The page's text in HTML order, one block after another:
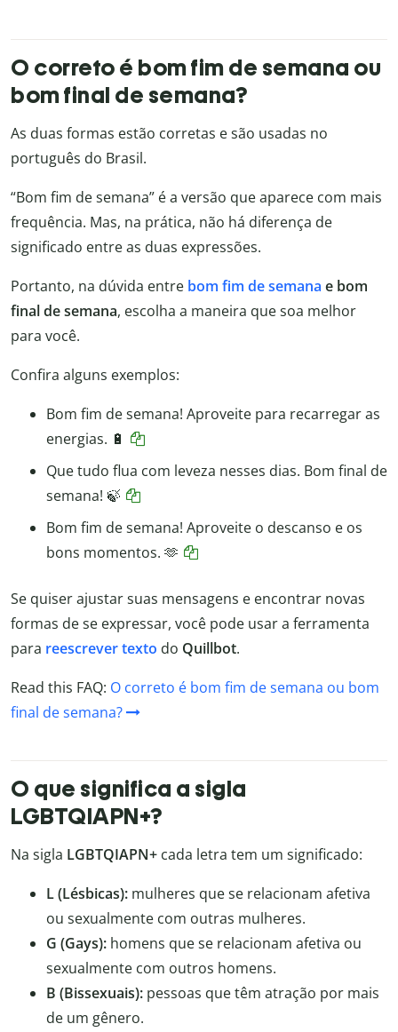
O correto é bom fim de semana ou
bom final de semana?
As duas formas estão corretas e são usadas no
português do Brasil.
“Bom fim de semana” é a versão que aparece com mais
frequência. Mas, na prática, não há diferença de
significado entre as duas expressões.
Portanto, na dúvida entre bom fim de semana e bom
final de semana, escolha a maneira que soa melhor
para você.
Confira alguns exemplos:
Bom fim de semana! Aproveite para recarregar as
energias. 🔋
Que tudo flua com leveza nesses dias. Bom final de
semana! 🍃
Bom fim de semana! Aproveite o descanso e os
bons momentos. 🫶
Se quiser ajustar suas mensagens e encontrar novas
formas de se expressar, você pode usar a ferramenta
para reescrever texto do Quillbot.
Read this FAQ: O correto é bom fim de semana ou bom
final de semana?
O que significa a sigla
LGBTQIAPN+?
Na sigla LGBTQIAPN+ cada letra tem um significado:
L (Lésbicas): mulheres que se relacionam afetiva
ou sexualmente com outras mulheres.
G (Gays): homens que se relacionam afetiva ou
sexualmente com outros homens.
B (Bissexuais): pessoas que têm atração por mais
de um gênero.